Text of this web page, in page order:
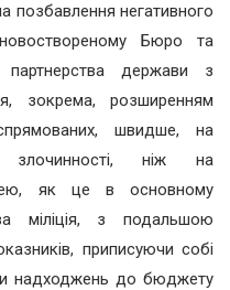
позбавлення негативного
Бюро та
партнерства держави з
зокрема, розширенням
швидше, на
злочинності, ніж на
як це в основному
міліція, з подальшою
приписуючи собі
надходжень до бюджету